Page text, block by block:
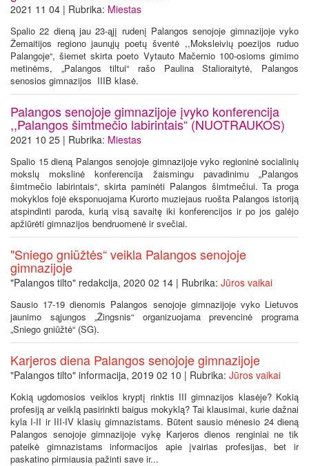
2021 11 04 | Rubrika: Miestas
Spalio 22 dieną jau 23-ąjį rudenį Palangos senojoje gimnazijoje vyko
Žemaitijos regiono jaunųjų poetų šventė ,,Moksleivių poezijos ruduo
Palangoje“, šiemet skirta poeto Vytauto Mačernio 100-osioms gimimo
metinėms, „Palangos tiltui“ rašo Paulina Stalioraitytė, Palangos
senosios gimnazijos IIIB klasė.
Palangos senojoje gimnazijoje įvyko konferencija
,,Palangos šimtmečio labirintais“ (NUOTRAUKOS)
2021 10 25 | Rubrika: Miestas
Spalio 15 dieną Palangos senojoje gimnazijoje vyko regioninė socialinių
mokslų mokslinė konferencija žaismingu pavadinimu „Palangos
šimtmečio labirintais“, skirta paminėti Palangos šimtmečiui. Ta proga
mokyklos fojė eksponuojama Kurorto muziejaus ruošta Palangos istoriją
atspindinti paroda, kurią visą savaitę iki konferencijos ir po jos galėjo
apžiūrėti gimnazijos bendruomenė ir svečiai.
"Sniego gniūžtės“ veikla Palangos senojoje
gimnazijoje
"Palangos tilto" redakcija, 2020 02 14 | Rubrika: Jūros vaikai
Sausio 17-19 dienomis Palangos senojoje gimnazijoje vyko Lietuvos
jaunimo sąjungos „Žingsnis“ organizuojama prevencinė programa
„Sniego gniūžtė“ (SG).
Karjeros diena Palangos senojoje gimnazijoje
"Palangos tilto" informacija, 2019 02 10 | Rubrika: Jūros vaikai
Kokią ugdomosios veiklos kryptį rinktis III gimnazijos klasėje? Kokią
profesiją ar veiklą pasirinkti baigus mokyklą? Tai klausimai, kurie dažnai
kyla I-II ir III-IV klasių gimnazistams. Būtent sausio mėnesio 24 dieną
Palangos senojoje gimnazijoje vykę Karjeros dienos renginiai ne tik
pateikė gimnazistams informacijos apie įvairias profesijas, bet ir
paskatino pirmiausia pažinti save ir...